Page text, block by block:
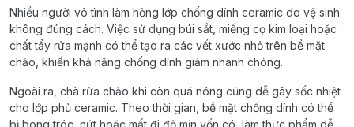
Nhiều người vô tình làm hỏng lớp chống dính ceramic do vệ sinh
không đúng cách. Việc sử dụng búi sắt, miếng cọ kim loại hoặc
chất tẩy rửa mạnh có thể tạo ra các vết xước nhỏ trên bề mặt
chảo, khiến khả năng chống dính giảm nhanh chóng.
Ngoài ra, chà rửa chảo khi còn quá nóng cũng dễ gây sốc nhiệt
cho lớp phủ ceramic. Theo thời gian, bề mặt chống dính có thể